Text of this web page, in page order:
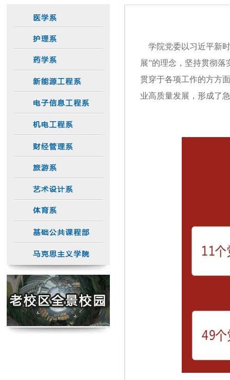
学院党委以习近平新
展”的理念，坚持贯彻
贯穿于各项工作的方方
业高质量发展，形成了